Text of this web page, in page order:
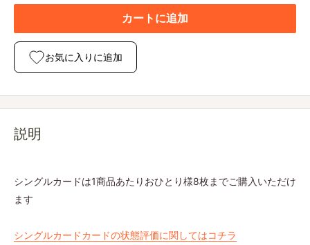
カートに追加
お気に入りに追加
説明
シングルカードは1商品あたりおひとり様8枚までご購入いただけ
ます
シングルカードカードの状態評価に関してはコチラ